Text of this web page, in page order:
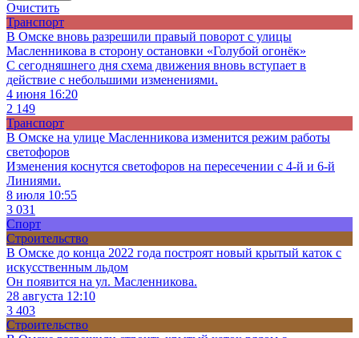
Очистить
Транспорт
В Омске вновь разрешили правый поворот с улицы
Масленникова в сторону остановки «Голубой огонёк»
С сегодняшнего дня схема движения вновь вступает в
действие с небольшими изменениями.
4 июня 16:20
2 149
Транспорт
В Омске на улице Масленникова изменится режим работы
светофоров
Изменения коснутся светофоров на пересечении с 4-й и 6-й
Линиями.
8 июля 10:55
3 031
Спорт
Строительство
В Омске до конца 2022 года построят новый крытый каток с
искусственным льдом
Он появится на ул. Масленникова.
28 августа 12:10
3 403
Строительство